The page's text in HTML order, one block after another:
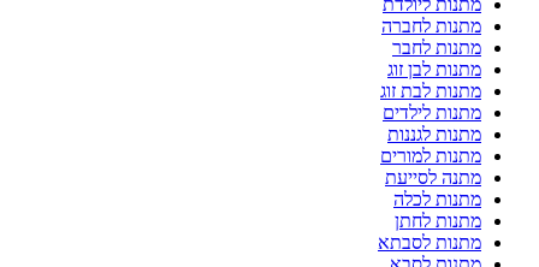
מתנות ליולדת
מתנות לחברה
מתנות לחבר
מתנות לבן זוג
מתנות לבת זוג
מתנות לילדים
מתנות לגננות
מתנות למורים
מתנה לסייעת
מתנות לכלה
מתנות לחתן
מתנות לסבתא